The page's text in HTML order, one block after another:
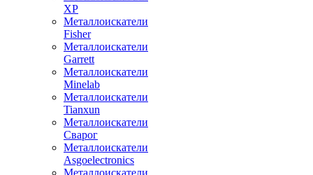
XP
Металлоискатели
Fisher
Металлоискатели
Garrett
Металлоискатели
Minelab
Металлоискатели
Tianxun
Металлоискатели
Сварог
Металлоискатели
Asgoelectronics
Металлоискатели